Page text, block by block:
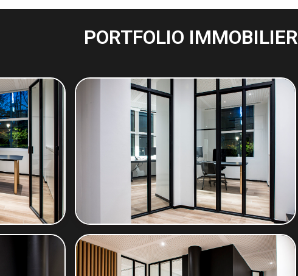
PORTFOLIO IMMOBILIER